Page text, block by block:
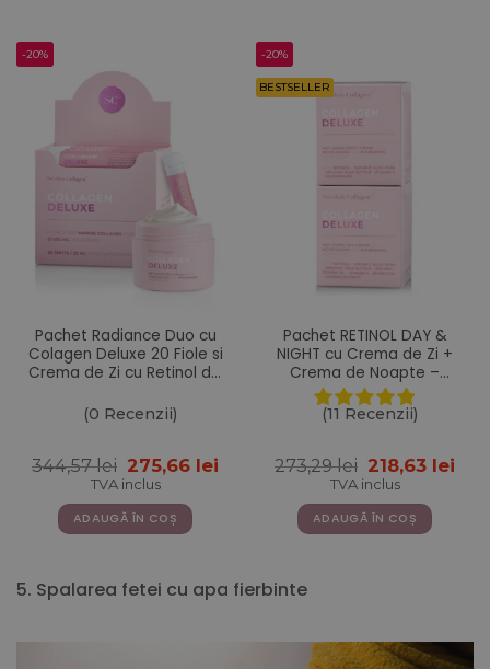
-20%
Pachet Radiance Duo cu
Colagen Deluxe 20 Fiole si
Crema de Zi cu Retinol din
(0 Recenzii)
344,57lei Prețul
inițial
a
fost:
344,57 lei.
275,66 leiPrețul
275,66 lei.
TVA inclus
ADAUGĂ ÎN COȘ
-20%
BESTSELLER
Pachet RETINOL DAY &
NIGHT cu Crema de Zi +
Crema de Noapte –
Gama Colagen Deluxe
(11 Recenzii)
273,29lei Prețul
inițial
a
fost:
273,29 lei.
218,63 lei
TVA inclus
ADAUGĂ ÎN COȘ
5. Spalarea fetei cu apa fierbinte